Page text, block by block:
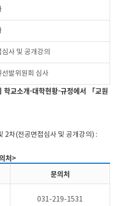
사 및 공개강의
발위원회 심사
교소개-대학현황-규정에서 「교원
2차(전공면접심사 및 공개강의) :
처>
문의처
031-219-1531